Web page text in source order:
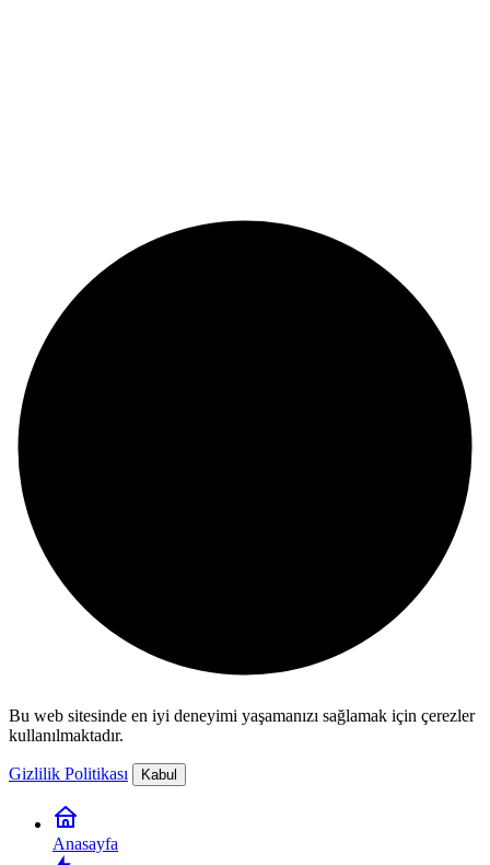
Bu web sitesinde en iyi deneyimi yaşamanızı sağlamak için çerezler
kullanılmaktadır.
Gizlilik Politikası Kabul
Anasayfa